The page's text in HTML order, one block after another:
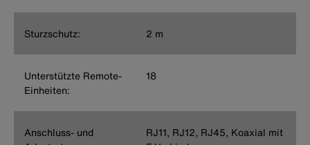
Sturzschutz: 2 m
Unterstützte Remote-
Einheiten:
18
Anschluss- und
RJ11, RJ12, RJ45, Koaxial mit